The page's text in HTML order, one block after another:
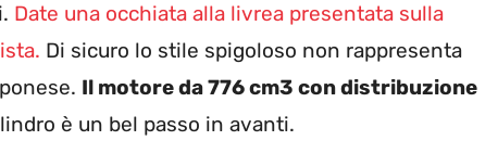
Date una occhiata alla livrea presentata sulla
Di sicuro lo stile spigoloso non rappresenta
Il motore da 776 cm3 con distribuzione
è un bel passo in avanti.